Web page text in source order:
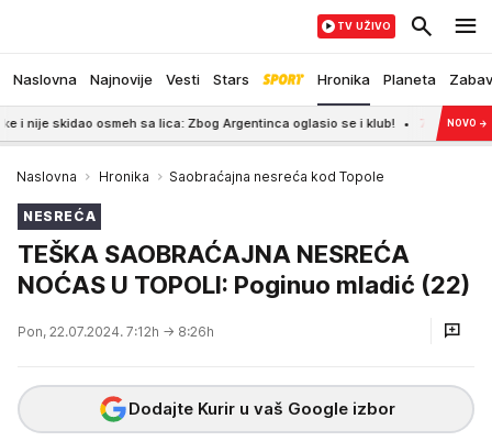
Naslovna Najnovije Vesti Stars Hronika Planeta
TV UŽIVO
skidao osmeh sa lica: Zbog Argentinca oglasio se i klub! 7:21 NOVO →
Naslovna Hronika Saobraćajna nesreća kod Topole
NESREĆA
TEŠKA SAOBRAĆAJNA NESREĆA
NOĆAS U TOPOLI: Poginuo mladić (22)
Pon, 22.07.2024. 7:12h → 8:26h
Dodajte Kurir u vaš Google izbor